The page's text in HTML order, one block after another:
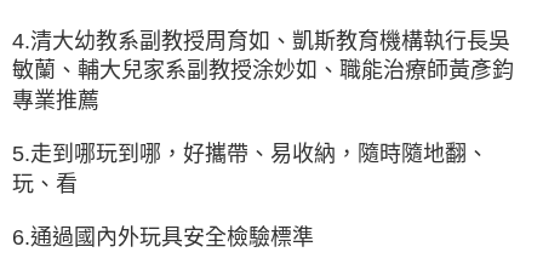
4.清大幼教系副教授周育如、凱斯教育機構執行長吳
敏蘭、輔大兒家系副教授涂妙如、職能治療師黃彥鈞
專業推薦
5.走到哪玩到哪，好攜帶、易收納，隨時隨地翻、
玩、看
6.通過國內外玩具安全檢驗標準